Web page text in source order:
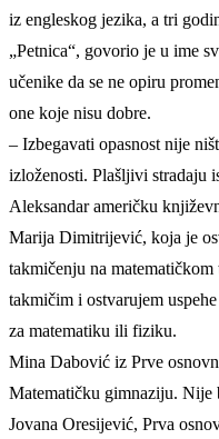
iz engleskog jezika, a tri
„Petnica“, govorio je u ime
učenike da se ne opiru
one koje nisu dobre.
– Izbegavati opasnost nije
izloženosti. Plašljivi stradaju
Aleksandar američku
Marija Dimitrijević, koja je
takmičenju na
takmičim i ostvarujem
za matematiku ili fiziku.
Mina Dabović iz Prve
Matematičku gimnaziju. Nije
Jovana Oresijević, Prva